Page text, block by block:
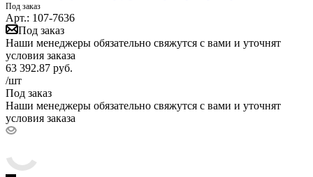
Под заказ
Арт.: 107-7636
Под заказ
Наши менеджеры обязательно свяжутся с вами и уточнят
условия заказа
63 392.87 руб.
/шт
Под заказ
Наши менеджеры обязательно свяжутся с вами и уточнят
условия заказа